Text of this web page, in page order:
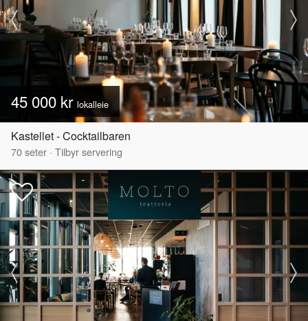
45 000 kr lokalleie
Kastellet - Cocktailbaren
70seter · Tilbyr servering